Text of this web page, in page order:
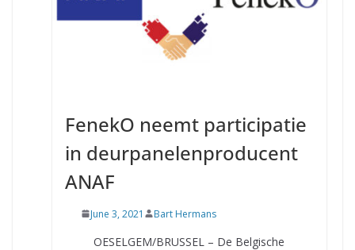
FenekO neemt participatie
in deurpanelenproducent
ANAF
June 3, 2021 Bart Hermans
OESELGEM/BRUSSEL – De Belgische